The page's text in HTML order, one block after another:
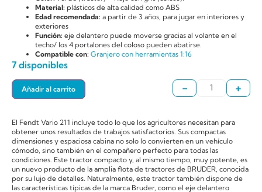
Material: plásticos de alta calidad como ABS
Edad recomendada: a partir de 3 años, para jugar en interiores y
exteriores
Función: eje delantero puede moverse gracias al volante en el
techo/ los 4 portalones del coloso pueden abatirse.
Compatible con: Granjero con herramientas 1:16
7 disponibles
- +
Añadir al carrito
El Fendt Vario 211 incluye todo lo que los agricultores necesitan para
obtener unos resultados de trabajos satisfactorios. Sus compactas
dimensiones y espaciosa cabina no solo lo convierten en un vehículo
cómodo, sino también en el compañero perfecto para todas las
condiciones. Este tractor compacto y, al mismo tiempo, muy potente, es
un nuevo producto de la amplia flota de tractores de BRUDER, conocida
por su lujo de detalles. Naturalmente, este tractor también dispone de
las características típicas de la marca Bruder, como el eje delantero